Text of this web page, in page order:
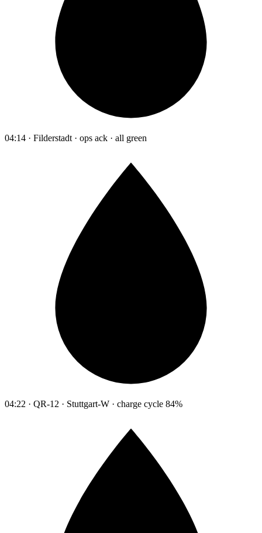
04:14 · Filderstadt · ops ack · all green
04:22 · QR-12 · Stuttgart-W · charge cycle 84%